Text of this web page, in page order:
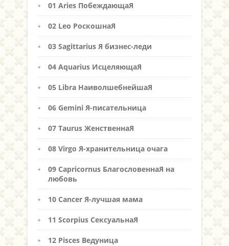
01 Aries ПобеждающаЯ
02 Leo РоскошнаЯ
03 Sagittarius Я бизнес-леди
04 Aquarius ИсцеляющаЯ
05 Libra НаиволшебнейшаЯ
06 Gemini Я-писательница
07 Taurus ЖенственнаЯ
08 Virgo Я-хранительница очага
09 Capricornus БлагословеннаЯ на
любовь
10 Cancer Я-лучшая мама
11 Scorpius СексуальнаЯ
12 Pisces Ведуница